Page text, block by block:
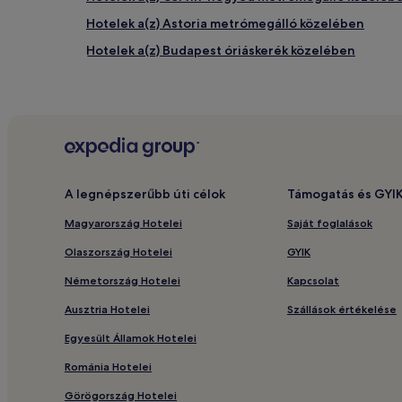
Hotelek a(z) Astoria metrómegálló közelében
Hotelek a(z) Budapest óriáskerék közelében
Hotelek a(z) Várkert Bazár közelében
5 csillagos hotelek Király utca területén
Hotelek parkolási lehetőséggel Budapest területén
Hotelek a(z) Rudas Fürdő közelében
Budapest – hotelek
A legnépszerűbb úti célok
Magyarország Hotelei
Olaszország Hotelei
Németország Hotelei
Ausztria Hotelei
Egyesült Államok Hotelei
Románia Hotelei
Görögország Hotelei
Támogatás és
Saját foglalások
GYIK
Kapcsolat
Szállások értékelése